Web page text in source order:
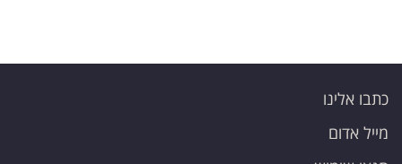
כתבו אלינו
מייל אדום